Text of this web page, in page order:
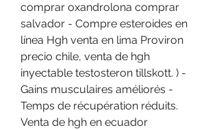
comprar oxandrolona comprar
salvador - Compre esteroides en
línea Hgh venta en lima Proviron
precio chile, venta de hgh
inyectable testosteron tillskott. ) -
Gains musculaires améliorés -
Temps de récupération réduits.
Venta de hgh en ecuador